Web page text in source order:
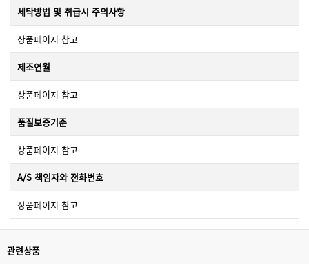
세탁방법 및 취급시 주의사항
상품페이지 참고
제조연월
상품페이지 참고
품질보증기준
상품페이지 참고
A/S 책임자와 전화번호
상품페이지 참고
관련상품